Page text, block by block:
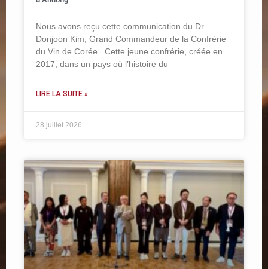
Nous avons reçu cette communication du Dr.
Donjoon Kim, Grand Commandeur de la Confrérie
du Vin de Corée. Cette jeune confrérie, créée en
2017, dans un pays où l’histoire du
LIRE LA SUITE »
28 juillet 2026